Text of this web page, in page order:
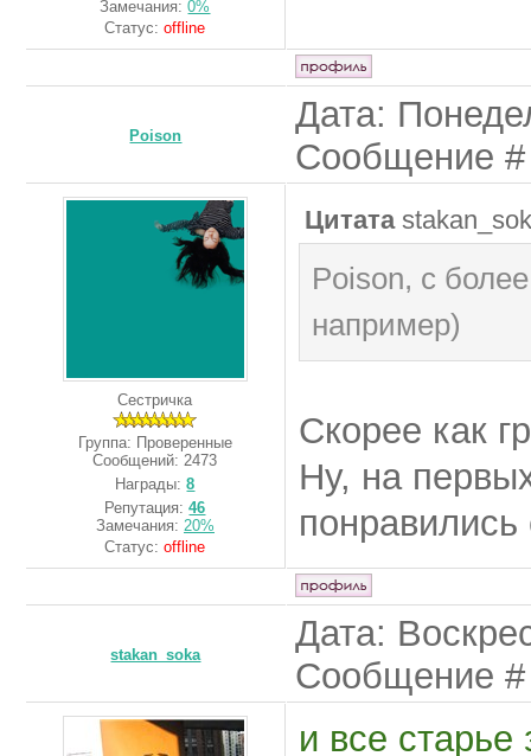
Замечания:0%
Статус:offline
Poison
Дата:
Сообщение
Сестричка
Группа: Проверенные
Сообщений: 2473
Награды:8
Репутация:46
Замечания: 20%
Статус:offline
Цитата
Poison, с
например)
Скорее как
Ну, на
stakan_soka
Дата:
Сообщение
и все старье